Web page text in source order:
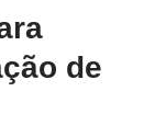
de